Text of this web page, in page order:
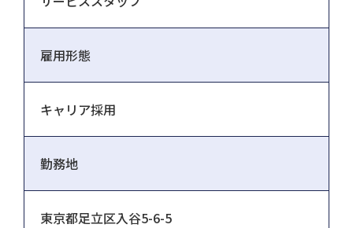
雇用形態
キャリア採用
勤務地
東京都足立区入谷5-6-5